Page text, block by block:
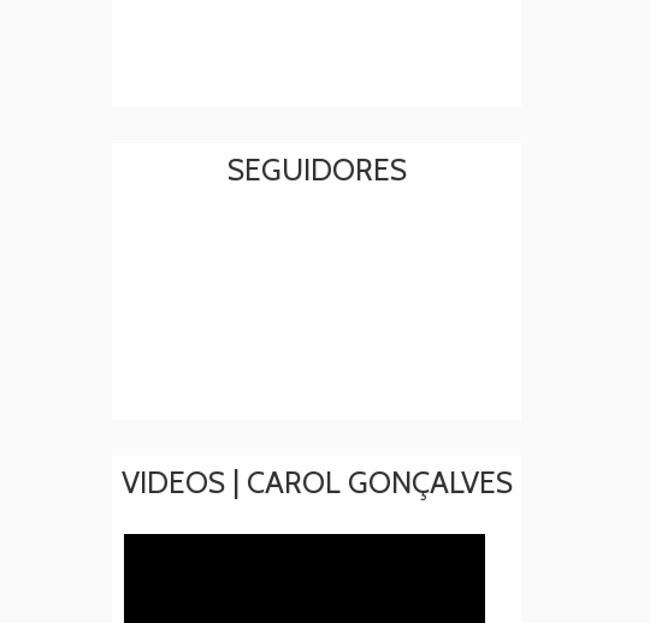
SEGUIDORES
VIDEOS | CAROL GONÇALVES